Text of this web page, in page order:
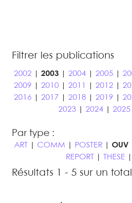
Filtrer les publications
2002| 2003| 2004| 2005|
2009
2010| 2011 2012|
2016
2017 2018| 2019
2023| 2024| 2025
Par type :
ART COMM POSTER| OUV
REPORT
THESE
Résultats 1 - 5 sur un